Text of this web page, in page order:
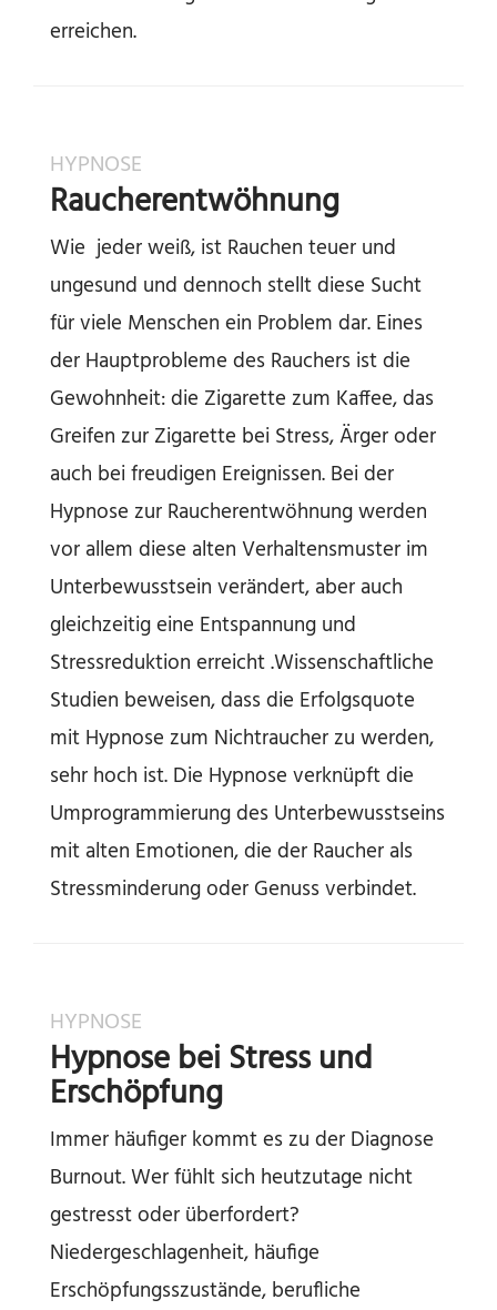
erreichen.
HYPNOSE
Raucherentwöhnung
Wie jeder weiß, ist Rauchen teuer und
ungesund und dennoch stellt diese Sucht
für viele Menschen ein Problem dar. Eines
der Hauptprobleme des Rauchers ist die
Gewohnheit: die Zigarette zum Kaffee, das
Greifen zur Zigarette bei Stress, Ärger oder
auch bei freudigen Ereignissen. Bei der
Hypnose zur Raucherentwöhnung werden
vor allem diese alten Verhaltensmuster im
Unterbewusstsein verändert, aber auch
gleichzeitig eine Entspannung und
Stressreduktion erreicht .Wissenschaftliche
Studien beweisen, dass die Erfolgsquote
mit Hypnose zum Nichtraucher zu werden,
sehr hoch ist. Die Hypnose verknüpft die
Umprogrammierung des Unterbewusstseins
mit alten Emotionen, die der Raucher als
Stressminderung oder Genuss verbindet.
HYPNOSE
Hypnose bei Stress und
Erschöpfung
Immer häufiger kommt es zu der Diagnose
Burnout. Wer fühlt sich heutzutage nicht
gestresst oder überfordert?
Niedergeschlagenheit, häufige
Erschöpfungsszustände, berufliche